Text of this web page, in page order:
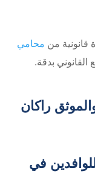
من محامي
القانوني بدقة.
راكان
في